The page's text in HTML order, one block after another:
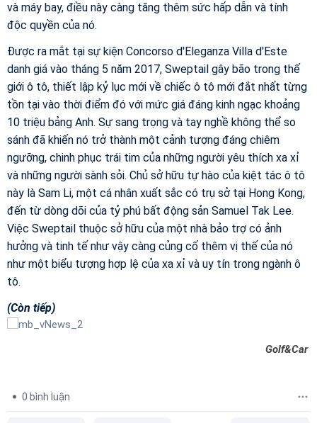
và máy bay, điều này càng tăng thêm sức hấp dẫn và tính
độc quyền của nó.
Được ra mắt tại sự kiện Concorso d'Eleganza Villa d'Este
danh giá vào tháng 5 năm 2017, Sweptail gây bão trong thế
giới ô tô, thiết lập kỷ lục mới về chiếc ô tô mới đắt nhất từng
tồn tại vào thời điểm đó với mức giá đáng kinh ngạc khoảng
10 triệu bảng Anh. Sự sang trọng và tay nghề không thể so
sánh đã khiến nó trở thành một cảnh tượng đáng chiêm
ngưỡng, chinh phục trái tim của những người yêu thích xa xỉ
và những người sành sỏi. Chủ sở hữu tự hào của kiệt tác ô tô
này là Sam Li, một cá nhân xuất sắc có trụ sở tại Hong Kong,
đến từ dòng dõi của tỷ phú bất động sản Samuel Tak Lee.
Việc Sweptail thuộc sở hữu của một nhà bảo trợ có ảnh
hưởng và tinh tế như vậy càng củng cố thêm vị thế của nó
như một biểu tượng hợp lệ của xa xỉ và uy tín trong ngành ô
tô.
(Còn tiếp)
Golf&Car
0 bình luận